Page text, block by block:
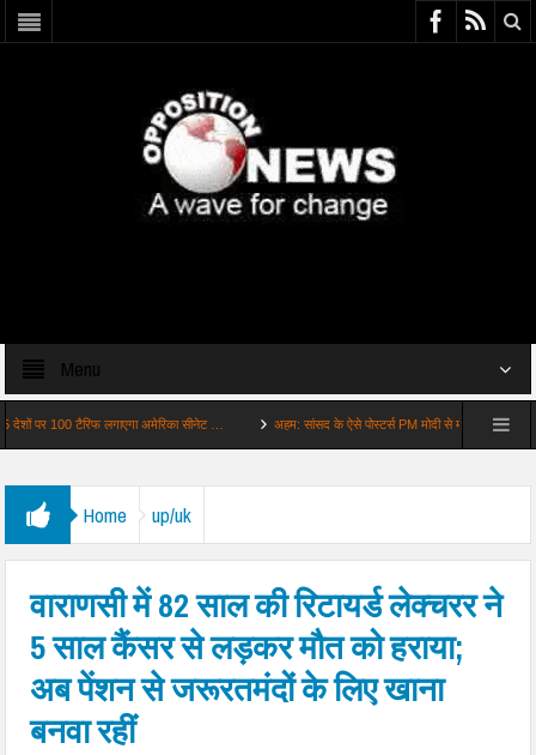
Menu
टैरिफ लगाएगा अमेरिका सीनेट … अहम: सांसद के ऐसे पोस्टर्स PM मोदी से मीटिंग के कुछ ही घं…
Home up/uk
वाराणसी में 82 साल की रिटायर्ड लेक्चरर ने
5 साल कैंसर से लड़कर मौत को हराया;
अब पेंशन से जरूरतमंदों के लिए खाना
बनवा रहीं